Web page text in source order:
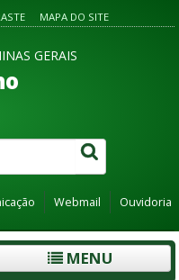
MAPA DO SITE
GERAIS
Webmail Ouvidoria
MENU